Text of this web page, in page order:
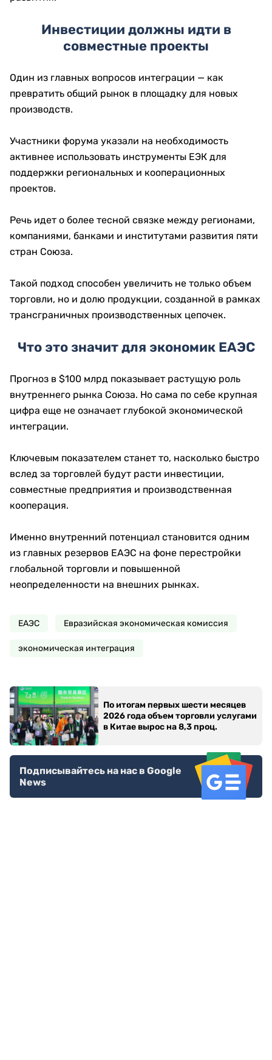
Инвестиции должны идти в
совместные проекты
Один из главных вопросов интеграции — как
превратить общий рынок в площадку для новых
производств.
Участники форума указали на необходимость
активнее использовать инструменты ЕЭК для
поддержки региональных и кооперационных
проектов.
Речь идет о более тесной связке между регионами,
компаниями, банками и институтами развития пяти
стран Союза.
Такой подход способен увеличить не только объем
торговли, но и долю продукции, созданной в рамках
трансграничных производственных цепочек.
Что это значит для экономик ЕАЭС
Прогноз в $100 млрд показывает растущую роль
внутреннего рынка Союза. Но сама по себе крупная
цифра еще не означает глубокой экономической
интеграции.
Ключевым показателем станет то, насколько быстро
вслед за торговлей будут расти инвестиции,
совместные предприятия и производственная
кооперация.
Именно внутренний потенциал становится одним
из главных резервов ЕАЭС на фоне перестройки
глобальной торговли и повышенной
неопределенности на внешних рынках.
ЕАЭС Евразийская экономическая комиссия
экономическая интеграция
По итогам первых шести месяцев
2026 года объем торговли услугами
в Китае вырос на 8,3 проц.
Подписывайтесь на нас в Google
News